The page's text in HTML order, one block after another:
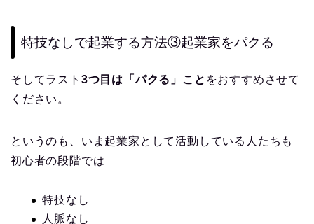
特技なしで起業する方法③起業家をパクる
そしてラスト 3つ目は「パクる」こと をおすすめさせて
ください。
というのも、いま起業家として活動している人たちも
初心者の段階では
特技なし
人脈なし